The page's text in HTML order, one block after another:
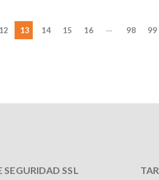
12 13 14 15 16 … 98 99
SSL